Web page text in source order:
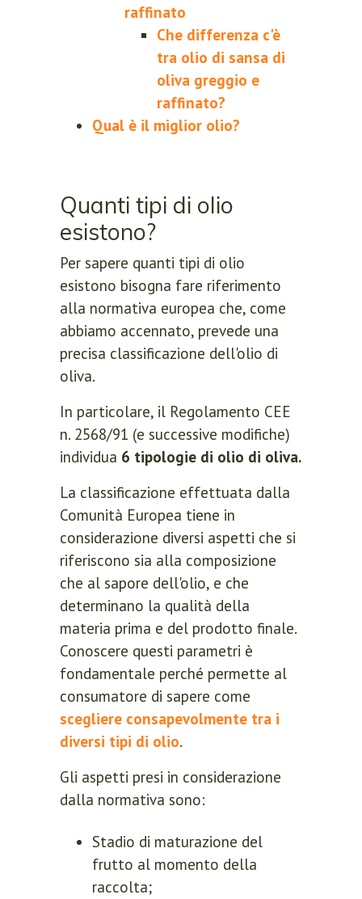
raffinato
Che differenza c'è
tra olio di sansa di
oliva greggio e
raffinato?
Qual è il miglior olio?
Quanti tipi di olio
esistono?
Per sapere quanti tipi di olio
esistono bisogna fare riferimento
alla normativa europea che, come
abbiamo accennato, prevede una
precisa classificazione dell'olio di
oliva.
In particolare, il Regolamento CEE
n. 2568/91 (e successive modifiche)
individua 6 tipologie di olio di oliva.
La classificazione effettuata dalla
Comunità Europea tiene in
considerazione diversi aspetti che si
riferiscono sia alla composizione
che al sapore dell'olio, e che
determinano la qualità della
materia prima e del prodotto finale.
Conoscere questi parametri è
fondamentale perché permette al
consumatore di sapere come
scegliere consapevolmente tra i
diversi tipi di olio.
Gli aspetti presi in considerazione
dalla normativa sono:
Stadio di maturazione del
frutto al momento della
raccolta;